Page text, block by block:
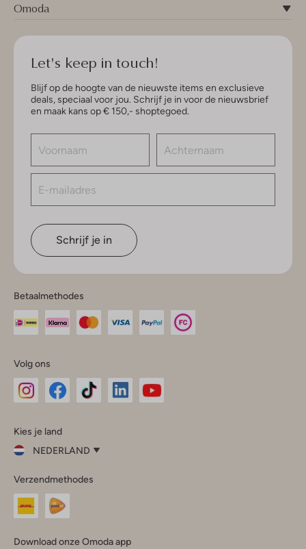
Omoda
Let's keep in touch!
Blijf op de hoogte van de nieuwste items en exclusieve
deals, speciaal voor jou. Schrijf je in voor de nieuwsbrief
en maak kans op € 150,- shoptegoed.
Schrijf je in
Betaalmethodes
Volg ons
InstagramFacebook
Kies je land
NEDERLAND
je
land
Nederland
Verzendmethodes
Download onze Omoda app